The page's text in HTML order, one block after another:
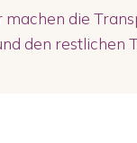
die
den restlichen